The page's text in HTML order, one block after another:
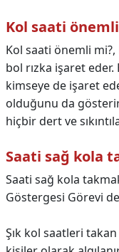
Kol saati
Kol saati önemli mi?,
bol rızka işaret eder.
kimseye de işaret
olduğunu da
hiçbir dert ve
Saati sağ kola
Saati sağ kola
Göstergesi Görevi
Şık kol saatleri